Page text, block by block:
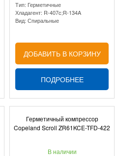
Тип: Герметичные
Хладагент: R-407c;R-134A
Вид: Спиральные
ДОБАВИТЬ В КОРЗИНУ
ПОДРОБНЕЕ
Герметичный компрессор
Copeland Scroll ZR61KCE-TFD-422
В наличии